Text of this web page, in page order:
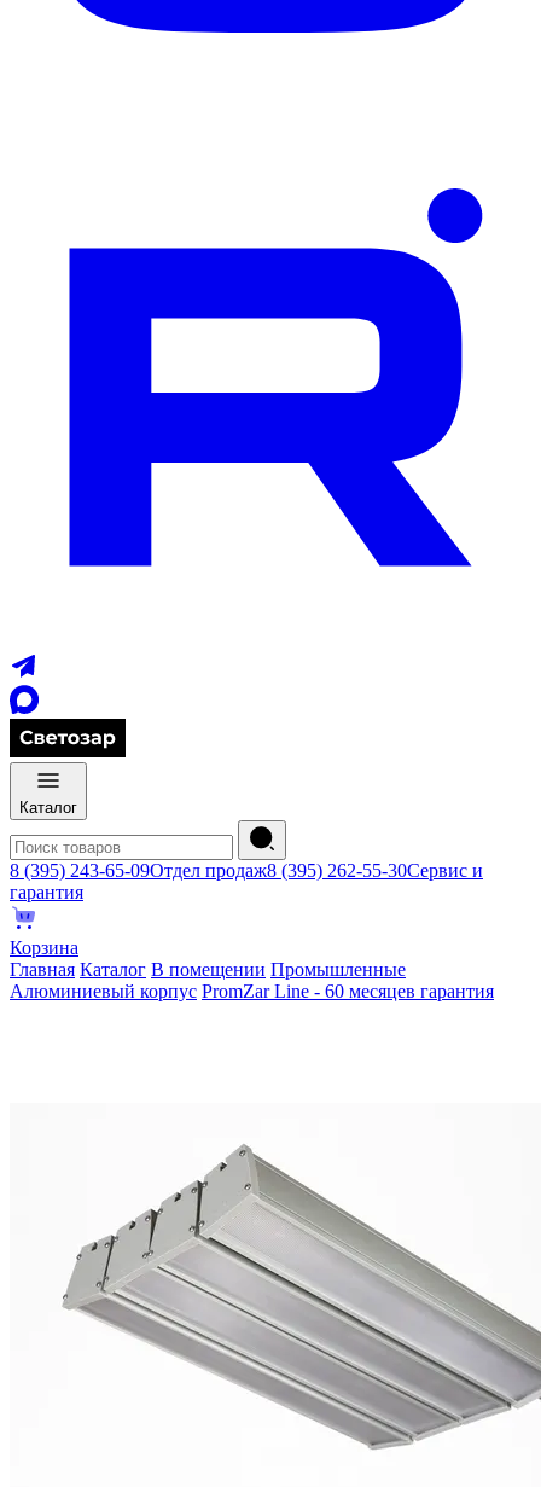
Каталог
8 (395) 243-65-09Отдел продаж8 (395) 262-55-30Сервис и
гарантия
Корзина
Главная Каталог В помещении Промышленные
Алюминиевый корпус PromZar Line - 60 месяцев гарантия